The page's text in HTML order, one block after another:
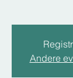
Andere